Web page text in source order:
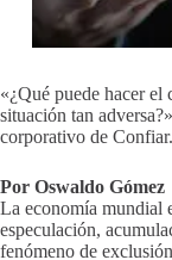
«¿Qué puede hacer el
situación tan
corporativo de Confiar.
Por Oswaldo Gómez
La economía mundial
especulación,
fenómeno de